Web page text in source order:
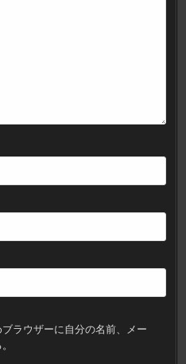
ラウザーに自分の名前、メー